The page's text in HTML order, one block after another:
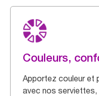
Couleurs,
Apportez couleur et
avec nos serviettes,